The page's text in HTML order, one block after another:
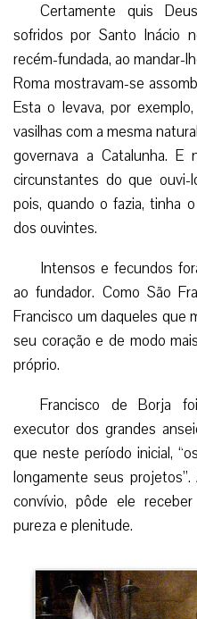
Certamente quis
sofridos por Santo Inácio
recém-fundada, ao mandar-
Roma mostravam-se
Esta o levava, por
vasilhas com a mesma
governava a Catalunha. E
circunstantes do que ouvi-
pois, quando o fazia, tinha
dos ouvintes.
Intensos e fecundos
ao fundador. Como São
Francisco um daqueles que
seu coração e de modo
próprio.
Francisco de Borja
executor dos grandes
que neste período inicial,
longamente seus
convívio, pôde ele
pureza e plenitude.